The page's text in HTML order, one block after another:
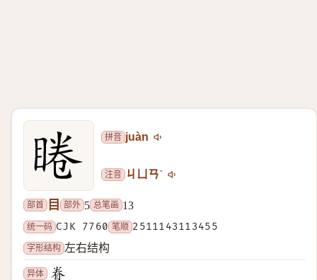
拼音 juàn
注音 ㄐㄩㄢˋ
部首 目 部外 5 总笔画 13
统一码 CJK 7760 笔顺 2511143113455
字形结构 左右结构
异体